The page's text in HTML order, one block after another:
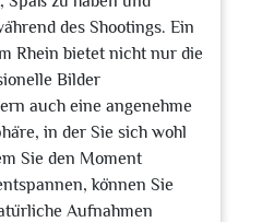
des Shootings. Ein
Rhein bietet nicht nur die
Bilder
auch eine angenehme
in der Sie sich wohl
Sie den Moment
können Sie
Aufnahmen